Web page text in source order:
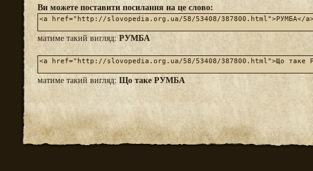
Ви можете поставити посилання на це слово:
матиме такий вигляд:РУМБА
матиме такий вигляд: Що таке РУМБА